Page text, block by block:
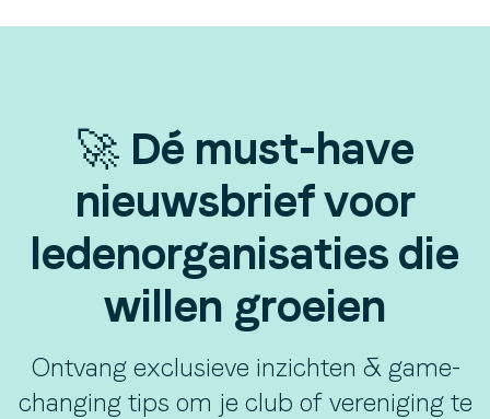
🚀 Dé must-have
nieuwsbrief voor
ledenorganisaties die
willen groeien
Ontvang exclusieve inzichten & game-
changing tips om je club of vereniging te